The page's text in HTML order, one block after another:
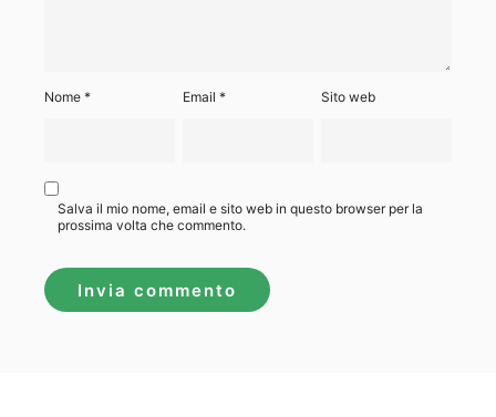
Nome * Email* Sito web
Salva il mio nome, email e sito web in questo browser per la
prossima volta che commento.